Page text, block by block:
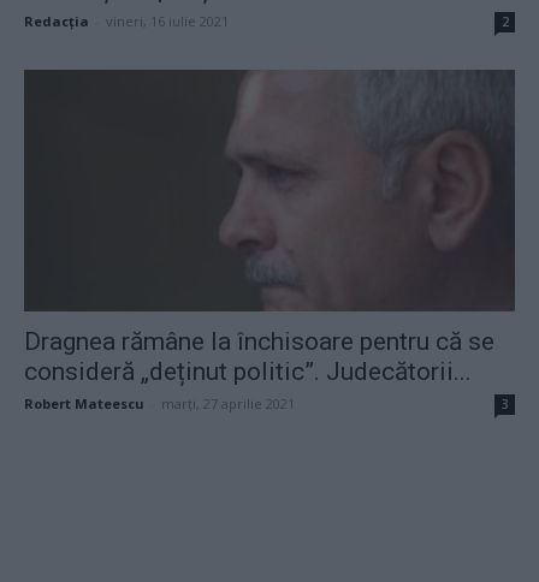
Redacţia vineri, 16 iulie 2021 2
Dragnea rămâne la închisoare pentru că se
consideră „deținut politic”. Judecătorii...
Robert Mateescu marți, 27 aprilie 2021 3